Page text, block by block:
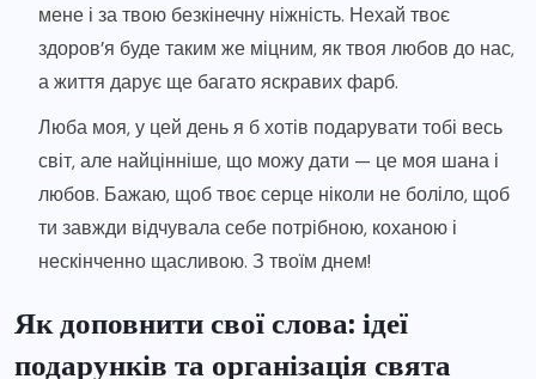
мене і за твою безкінечну ніжність. Нехай твоє
здоров’я буде таким же міцним, як твоя любов до нас,
а життя дарує ще багато яскравих фарб.
Люба моя, у цей день я б хотів подарувати тобі весь
світ, але найцінніше, що можу дати — це моя шана і
любов. Бажаю, щоб твоє серце ніколи не боліло, щоб
ти завжди відчувала себе потрібною, коханою і
нескінченно щасливою. З твоїм днем!
Як доповнити свої слова: ідеї
подарунків та організація свята